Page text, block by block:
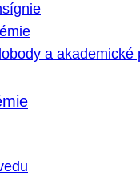
a akademické